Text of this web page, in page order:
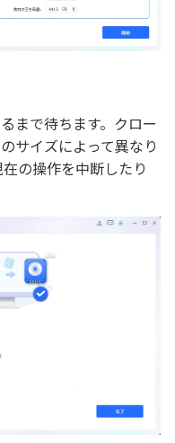
まで待ちます。クロー
サイズによって異なり
の操作を中断したり